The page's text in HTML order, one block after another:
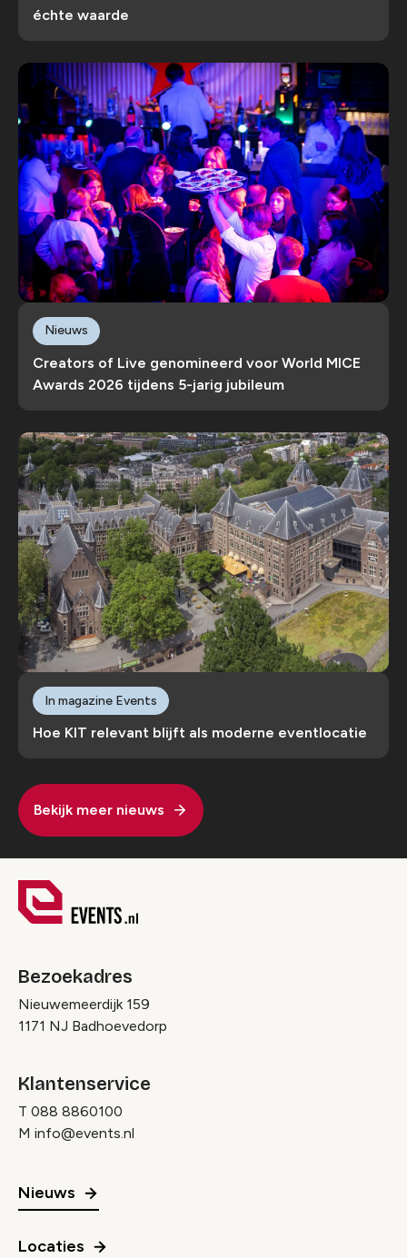
échte waarde
Creators of Live genomineerd voor World MICE
Awards 2026 tijdens 5-jarig jubileum
Nieuws
Hoe KIT relevant blijft als moderne eventlocatie
In magazine Events
Bekijk meer nieuws
Bezoekadres
Nieuwemeerdijk 159
1171 NJ Badhoevedorp
Klantenservice
T 088 8860100
M info@events.nl
Nieuws
Locaties